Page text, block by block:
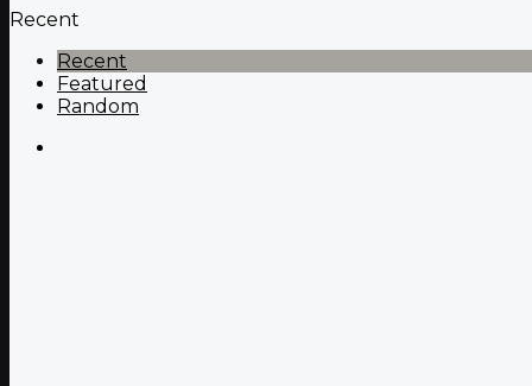
Recent
Recent
Featured
Random